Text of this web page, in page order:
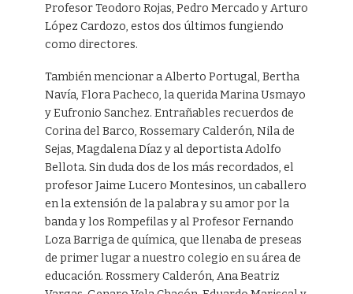
Profesor Teodoro Rojas, Pedro Mercado y Arturo
López Cardozo, estos dos últimos fungiendo
como directores.
También mencionar a Alberto Portugal, Bertha
Navía, Flora Pacheco, la querida Marina Usmayo
y Eufronio Sanchez. Entrañables recuerdos de
Corina del Barco, Rossemary Calderón, Nila de
Sejas, Magdalena Díaz y al deportista Adolfo
Bellota. Sin duda dos de los más recordados, el
profesor Jaime Lucero Montesinos, un caballero
en la extensión de la palabra y su amor por la
banda y los Rompefilas y al Profesor Fernando
Loza Barriga de química, que llenaba de preseas
de primer lugar a nuestro colegio en su área de
educación. Rossmery Calderón, Ana Beatriz